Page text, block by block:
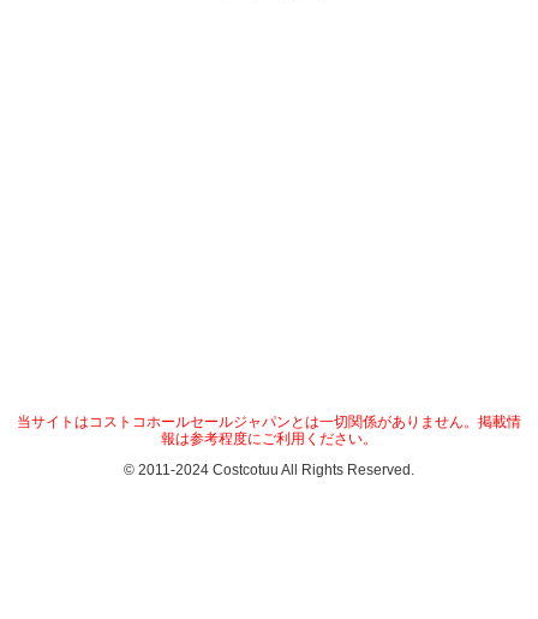
当サイトはコストコホールセールジャパンとは一切関係がありません。掲載情
報は参考程度にご利用ください。
© 2011-2024 Costcotuu All Rights Reserved.